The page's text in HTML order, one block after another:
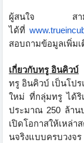
ผู้สนใจ สามาร
ได้ที่
สอบถามข้อมูลเพิ่ม
เกี่ยวกับทรู อินคิวบ์
ทรู อินคิวบ์ เป็นโป
ใหม่ ที่กลุ่มทรู ได้ริ
ประมาณ 250 ล้าน
เปิดโอกาสให้เหล่า
นจริงแบบครบวงจ